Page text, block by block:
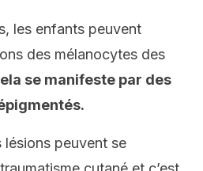
les enfants peuvent
des mélanocytes des
se manifeste par des
lésions peuvent se